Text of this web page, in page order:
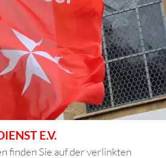
E.V.
finden Sie auf der verlinkten